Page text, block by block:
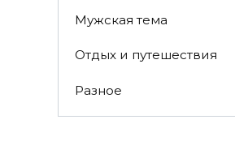
Мужская тема
Отдых и путешествия
Разное